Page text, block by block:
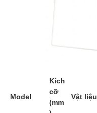
Model
Kích
cỡ
(mm
Vật liệu